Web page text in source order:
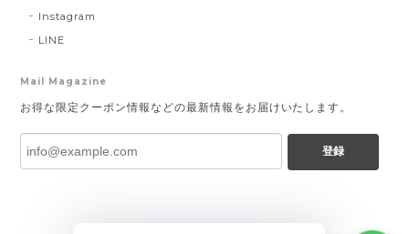
Instagram
LINE
Mail Magazine
お得な限定クーポン情報などの最新情報をお届けいたします。
登録